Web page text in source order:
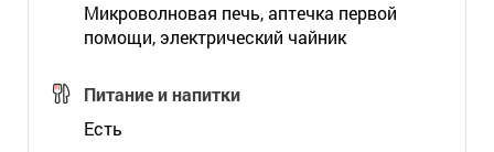
Микроволновая печь, аптечка первой
помощи, электрический чайник
Питание и напитки
Есть